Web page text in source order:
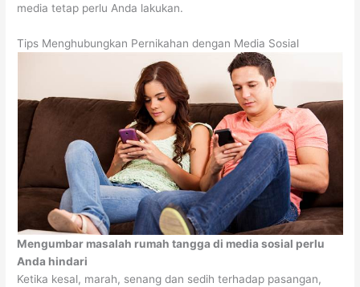
media tetap perlu Anda lakukan.
Tips Menghubungkan Pernikahan dengan Media Sosial
Mengumbar masalah rumah tangga di media sosial perlu
Anda hindari
Ketika kesal, marah, senang dan sedih terhadap pasangan,